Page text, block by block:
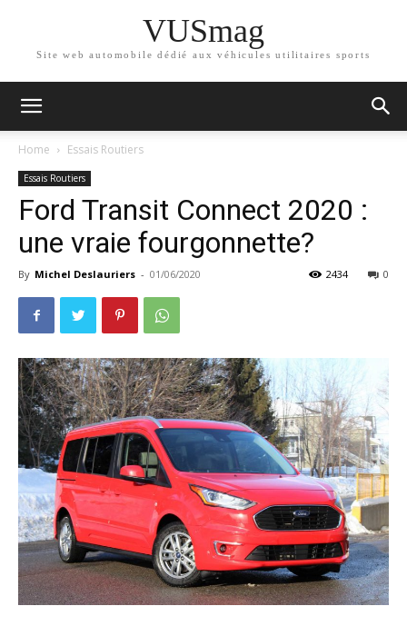
VUSmag
Site web automobile dédié aux véhicules utilitaires sports
Home Essais Routiers
Essais Routiers
Ford Transit Connect 2020 :
une vraie fourgonnette?
By Michel Deslauriers - 01/06/2020 0
2434